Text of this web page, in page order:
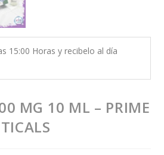
15:00 Horas y recibelo al día
MG 10 ML – PRIME